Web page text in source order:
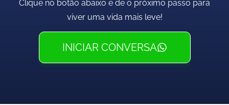
Clique no botão abaixo e de o próximo passo para
viver uma vida mais leve!
INICIAR CONVERSA